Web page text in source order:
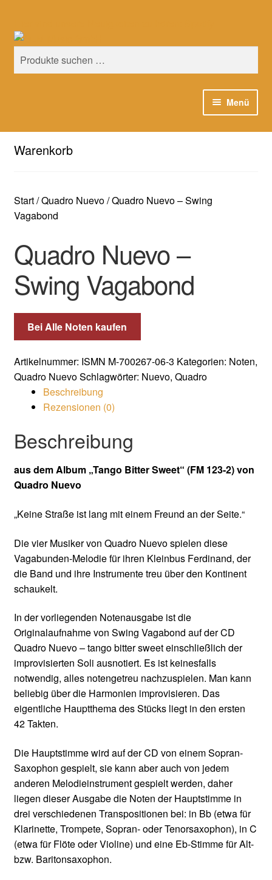
Zur
Navigation
springen
Zum
Inhalt
springen
Suchen
nach:
Suchen
Menü
Unser Katalog
About
Warenkorb
Start/Quadro Nuevo/Quadro Nuevo – Swing
Vagabond
Quadro Nuevo –
Swing Vagabond
Bei Alle Noten kaufen
Artikelnummer: ISMN M-700267-06-3 Kategorien: Noten,
Quadro NuevoSchlagwörter: Nuevo, Quadro
Beschreibung
Rezensionen (0)
Beschreibung
aus dem Album „Tango Bitter Sweet“ (FM 123-2) von
Quadro Nuevo
„Keine Straße ist lang mit einem Freund an der Seite.“
Die vier Musiker von Quadro Nuevo spielen diese
Vagabunden-Melodie für ihren Kleinbus Ferdinand, der
die Band und ihre Instrumente treu über den Kontinent
schaukelt.
In der vorliegenden Notenausgabe ist die
Originalaufnahme von Swing Vagabond auf der CD
Quadro Nuevo – tango bitter sweet einschließlich der
improvisierten Soli ausnotiert. Es ist keinesfalls
notwendig, alles notengetreu nachzuspielen. Man kann
beliebig über die Harmonien improvisieren. Das
eigentliche Hauptthema des Stücks liegt in den ersten
42 Takten.
Die Hauptstimme wird auf der CD von einem Sopran-
Saxophon gespielt, sie kann aber auch von jedem
anderen Melodieinstrument gespielt werden, daher
liegen dieser Ausgabe die Noten der Hauptstimme in
drei verschiedenen Transpositionen bei: in Bb (etwa für
Klarinette, Trompete, Sopran- oder Tenorsaxophon), in C
(etwa für Flöte oder Violine) und eine Eb-Stimme für Alt-
bzw. Baritonsaxophon.